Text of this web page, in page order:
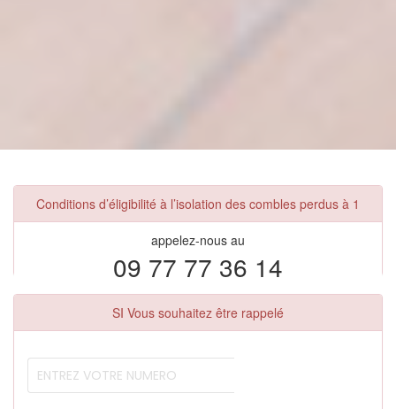
Conditions d’éligibilité à l’isolation des combles perdus à 1
appelez-nous au
09 77 77 36 14
SI Vous souhaitez être rappelé